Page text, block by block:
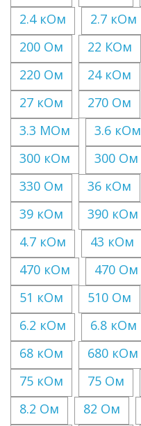
2.4 кОм
2.7 кОм
200 Ом
22 КОм
220 Ом
24 кОм
27 кОм
270 Ом
3.3 МОм
3.6 кОм
300 кОм
300 Ом
330 Ом
36 кОм
39 кОм
390 кОм
4.7 кОм
43 кОм
470 кОм
470 Ом
51 кОм
510 Ом
6.2 кОм
6.8 кОм
68 кОм
680 кОм
75 кОм
75 Ом
8.2 Ом
82 Ом